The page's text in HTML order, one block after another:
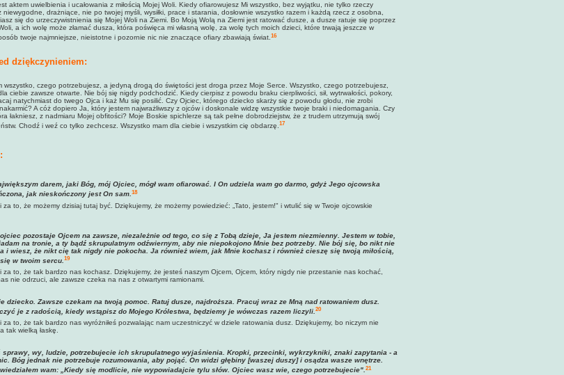
aktem uwielbienia i ucałowania z miłością Mojej Woli. Kiedy ofiarowujesz Mi wszystko, bez wyjątku, nie tylko rzeczy
drażniące, nie po twojej myśli, wysiłki, prace i starania, dosłownie wszystko razem i każdą rzecz z osobna,
się do urzeczywistnienia się Mojej Woli na Ziemi. Bo Moją Wolą na Ziemi jest ratować dusze, a dusze ratuje się poprzez
a ich wolę może złamać dusza, która poświęca mi własną wolę, za wolę tych moich dzieci, które trwają jeszcze w
twoje najmniejsze, nieistotne i pozornie nic nie znaczące ofiary zbawiają świat.16
dziękczynieniem:
czego potrzebujesz, a jedyną drogą do świętości jest droga przez Moje Serce. Wszystko, czego potrzebujesz,
ciebie zawsze otwarte. Nie bój się nigdy podchodzić. Kiedy cierpisz z powodu braku cierpliwości, sił, wytrwałości, pokory,
natychmiast do twego Ojca i każ Mu się posilić. Czy Ojciec, którego dziecko skarży się z powodu głodu, nie zrobi
A cóż dopiero Ja, który jestem najwrażliwszy z ojców i doskonale widzę wszystkie twoje braki i niedomagania. Czy
łakniesz, z nadmiaru Mojej obfitości? Moje Boskie spichlerze są tak pełne dobrodziejstw, że z trudem utrzymują swój
Chodź i weź co tylko zechcesz. Wszystko mam dla ciebie i wszystkim cię obdarzę. 17
darem, jaki Bóg, mój Ojciec, mógł wam ofiarować. I On udziela wam go darmo, gdyż Jego ojcowska
jak nieskończony jest On sam.18
za to, że możemy dzisiaj tutaj być. Dziękujemy, że możemy powiedzieć: „Tato, jestem!" i wtulić się w Twoje ojcowskie
pozostaje Ojcem na zawsze, niezależnie od tego, co się z Tobą dzieje, Ja jestem niezmienny. Jestem w tobie,
na tronie, a ty bądź skrupulatnym odźwiernym, aby nie niepokojono Mnie bez potrzeby. Nie bój się, bo nikt nie
i wiesz, że nikt cię tak nigdy nie pokocha. Ja również wiem, jak Mnie kochasz i również cieszę się twoją miłością,
w twoim sercu 19
za to, że tak bardzo nas kochasz. Dziękujemy, że jesteś naszym Ojcem, Ojcem, który nigdy nie przestanie nas kochać,
nie odrzuci, ale zawsze czeka na nas z otwartymi ramionami.
dziecko. Zawsze czekam na twoją pomoc. Ratuj dusze, najdroższa. Pracuj wraz ze Mną nad ratowaniem dusz.
je z radością, kiedy wstąpisz do Mojego Królestwa, będziemy je wówczas razem liczyli.20
za to, że tak bardzo nas wyróżniłeś pozwalając nam uczestniczyć w dziele ratowania dusz. Dziękujemy, bo niczym nie
tak wielką łaskę.
wy, ludzie, potrzebujecie ich skrupulatnego wyjaśnienia. Kropki, przecinki, wykrzykniki, znaki zapytania - a
Bóg jednak nie potrzebuje rozumowania, aby pojąć. On widzi głębiny [waszej duszy] i osądza wasze wnętrze.
wam: „Kiedy się modlicie, nie wypowiadajcie tylu słów. Ojciec wasz wie, czego potrzebujecie".21